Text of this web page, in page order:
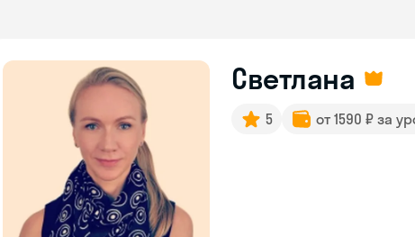
Светлана
5 от 1590 ₽ за